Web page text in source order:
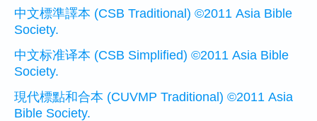
中文標準譯本 (CSB Traditional) ©2011 Asia Bible
Society.
中文标准译本 (CSB Simplified) ©2011 Asia Bible
Society.
現代標點和合本 (CUVMP Traditional) ©2011 Asia
Bible Society.